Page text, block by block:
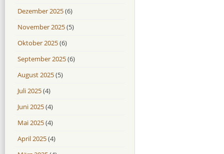
Dezember 2025(6)
November 2025(5)
Oktober 2025(6)
September 2025(6)
August 2025(5)
Juli 2025(4)
Juni 2025(4)
Mai 2025(4)
April 2025(4)